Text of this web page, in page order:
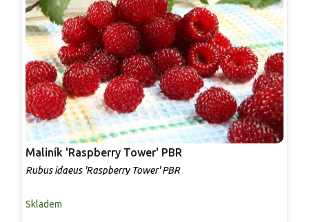
Maliník 'Raspberry Tower' PBR
Rubus idaeus 'Raspberry Tower' PBR
Skladem